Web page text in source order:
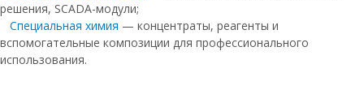
Соль таблетированная для
водоочистки
Соль для фильтров таблетированная
25 кг
решения, SCADA-модули;
Специальная химия — концентраты, реагенты и
вспомогательные композиции для профессионального
использования.